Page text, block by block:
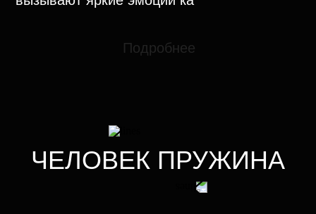
Подробнее
ЧЕЛОВЕК ПРУЖИНА